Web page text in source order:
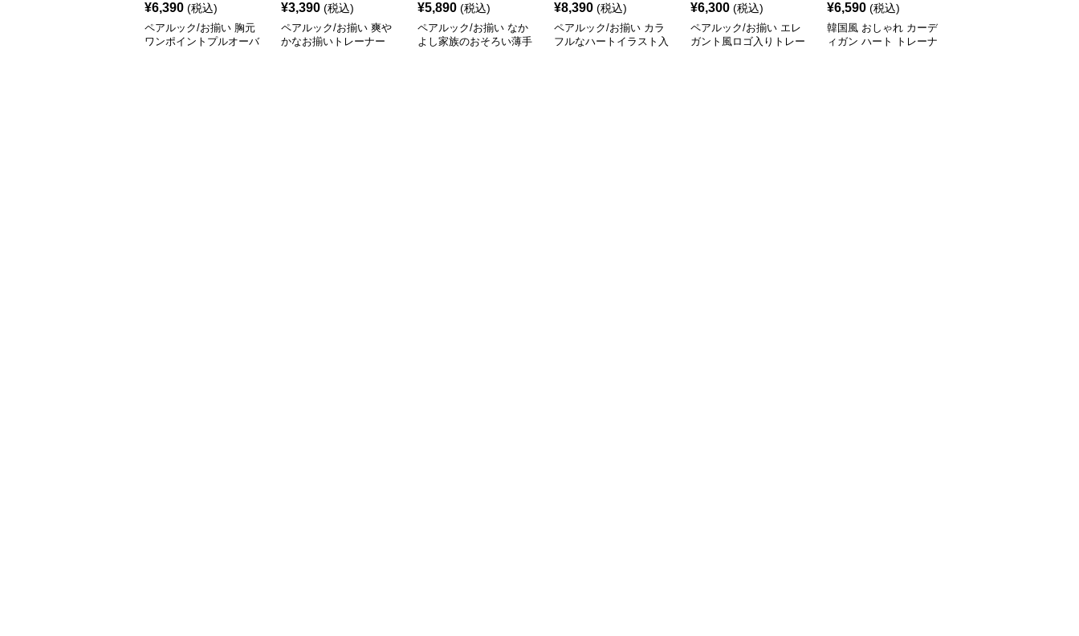
¥6,390 (税込)
ペアルック/お揃い 胸元
ワンポイントプルオーバ
¥3,390 (税込)
ペアルック/お揃い 爽や
かなお揃いトレーナー
¥5,890 (税込)
ペアルック/お揃い なか
よし家族のおそろい薄手
¥8,390 (税込)
ペアルック/お揃い カラ
フルなハートイラスト入
¥6,300 (税込)
ペアルック/お揃い エレ
ガント風ロゴ入りトレー
¥6,590 (税込)
韓国風 おしゃれ カーデ
ィガン ハート トレーナ